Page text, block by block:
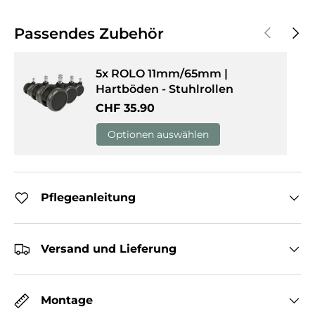
Passendes Zubehör Vorherige
5x ROLO 11mm/65mm |
Hartböden - Stuhlrollen
Normaler Preis
CHF 35.90
Optionen auswählen
Pflegeanleitung
Versand und Lieferung
Montage